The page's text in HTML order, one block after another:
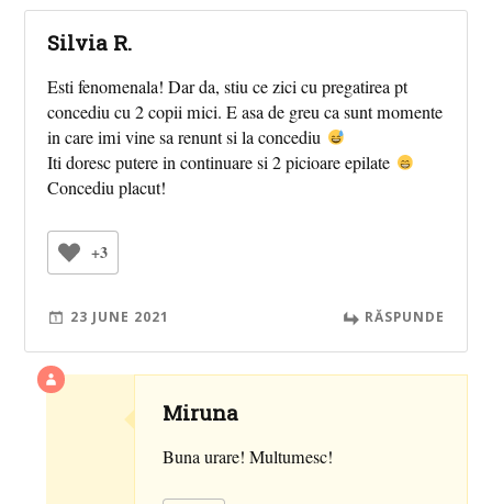
Silvia R.
Esti fenomenala! Dar da, stiu ce zici cu pregatirea pt
concediu cu 2 copii mici. E asa de greu ca sunt momente
in care imi vine sa renunt si la concediu
Iti doresc putere in continuare si 2 picioare epilate
Concediu placut!
+3
23 JUNE 2021 RĂSPUNDE
Miruna
Buna urare! Multumesc!